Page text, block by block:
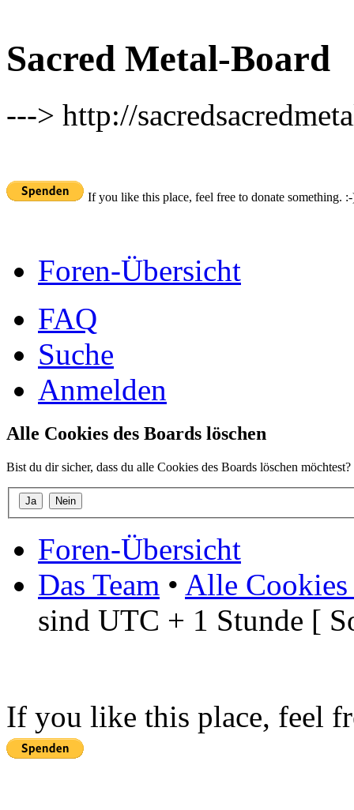
Sacred Metal-Board
---> http://
If you like this place, feel free to donate something.
Foren-Übersicht
FAQ
Suche
Anmelden
Alle Cookies des Boards löschen
Bist du dir sicher, dass du alle Cookies des Boards löschen möchtest?
Foren-Übersicht
Das Team • Alle Cookies
sind UTC + 1 Stunde [
If you like this place, feel